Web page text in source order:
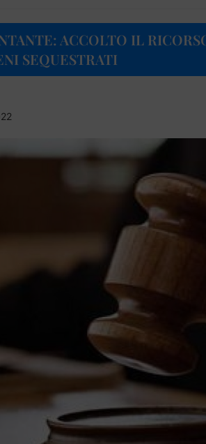
ACCOLTO IL
SEQUESTRATI